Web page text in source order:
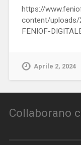
https://
content/uploads/
FENIOF-
Aprile 2, 2024
Collaborano